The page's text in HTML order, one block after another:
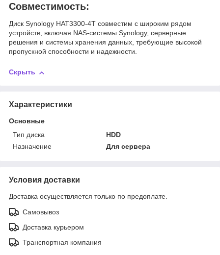
Совместимость:
Диск Synology HAT3300-4T совместим с широким рядом
устройств, включая NAS-системы Synology, серверные
решения и системы хранения данных, требующие высокой
пропускной способности и надежности.
Скрыть
Характеристики
Основные
Тип диска
HDD
Назначение
Для сервера
Условия доставки
Доставка осуществляется только по предоплате.
Самовывоз
Доставка курьером
Транспортная компания